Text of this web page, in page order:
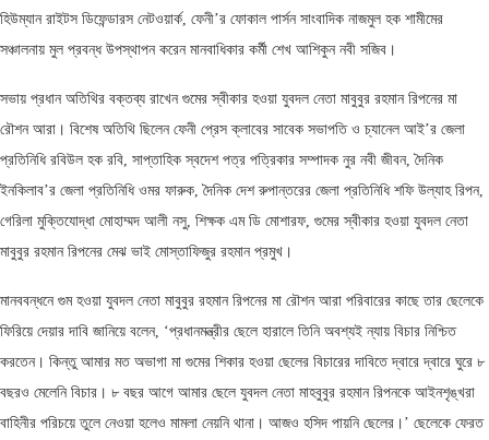
হিউম্যান রাইটস ডিফেন্ডারস নেটওয়ার্ক, ফেনী’র ফোকাল পার্সন সাংবাদিক নাজমুল হক শামীমের
সঞ্চালনায় মুল প্রবন্ধ উপস্থাপন করেন মানবাধিকার কর্মী শেখ আশিকুন নবী সজিব।
সভায় প্রধান অতিথির বক্তব্য রাখেন গুমের স্বীকার হওয়া যুবদল নেতা মাবুবুর রহমান রিপনের মা
রৌশন আরা। বিশেষ অতিথি ছিলেন ফেনী প্রেস ক্লাবের সাবেক সভাপতি ও চ্যানেল আই’র জেলা
প্রতিনিধি রবিউল হক রবি, সাপ্তাহিক স্বদেশ পত্র পত্রিকার সম্পাদক নুর নবী জীবন, দৈনিক
ইনকিলাব’র জেলা প্রতিনিধি ওমর ফারুক, দৈনিক দেশ রুপান্তরের জেলা প্রতিনিধি শফি উল্যাহ রিপন,
গেরিলা মুক্তিযোদ্ধা মোহাম্মদ আলী নসু, শিক্ষক এম ডি মোশারফ, গুমের স্বীকার হওয়া যুবদল নেতা
মাবুবুর রহমান রিপনের মেঝ ভাই মোস্তাফিজুর রহমান প্রমুখ।
মানববন্ধনে গুম হওয়া যুবদল নেতা মাবুবুর রহমান রিপনের মা রৌশন আরা পরিবারের কাছে তার ছেলেকে
ফিরিয়ে দেয়ার দাবি জানিয়ে বলেন, ‘প্রধানমন্ত্রীর ছেলে হারালে তিনি অবশ্যই ন্যায় বিচার নিশ্চিত
করতেন। কিন্তু আমার মত অভাগা মা গুমের শিকার হওয়া ছেলের বিচারের দাবিতে দ্বারে দ্বারে ঘুরে ৮
বছরও মেলেনি বিচার। ৮ বছর আগে আমার ছেলে যুবদল নেতা মাহবুবুর রহমান রিপনকে আইনশৃঙ্খরা
বাহিনীর পরিচয়ে তুলে নেওয়া হলেও মামলা নেয়নি থানা। আজও হসিদ পায়নি ছেলের।’ ছেলেকে ফেরত